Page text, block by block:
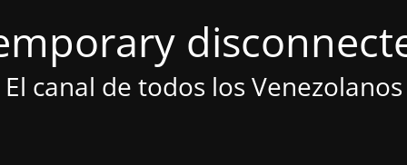
El canal de todos los Venezolanos